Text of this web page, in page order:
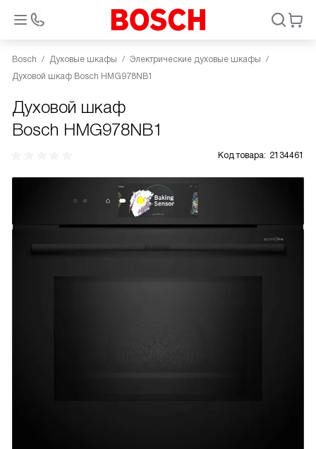
Bosch Духовые шкафы
Электрические духовые шкафы
Духовой шкаф Bosch HMG978NB1
Духовой шкаф
Bosch HMG978NB1
Код товара: 2134461